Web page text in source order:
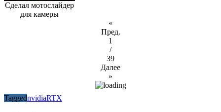
Сделал мотослайдер
для камеры
«
Пред.
1
/
39
Далее
»
TaggednvidiaRTX